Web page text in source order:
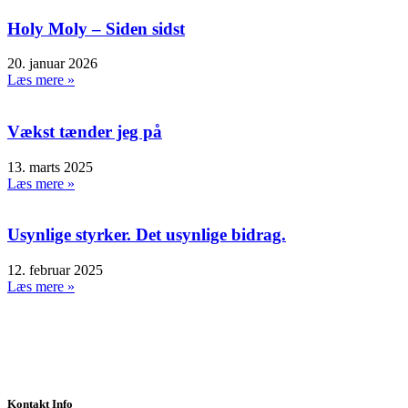
Holy Moly – Siden sidst
20. januar 2026
Læs mere »
Vækst tænder jeg på
13. marts 2025
Læs mere »
Usynlige styrker. Det usynlige bidrag.
12. februar 2025
Læs mere »
Kontakt Info